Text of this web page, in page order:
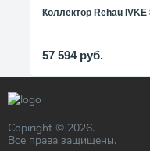
Коллектор Rehau
57 594 руб.
Copiright © 2026.
Все права защищены.